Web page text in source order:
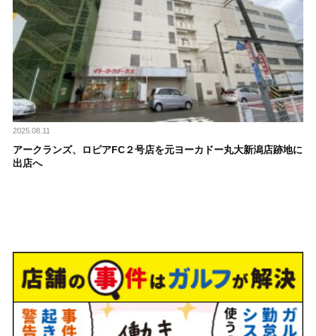
2025.08.11
アークランズ、ロピアFC２号店を元ヨーカドー丸大新潟店跡地に
出店へ